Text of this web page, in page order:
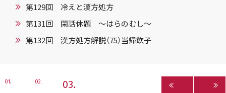
第129回 冷えと漢方処方
第131回 閑話休題 ～はらのむし～
第132回 漢方処方解説（75）当帰飲子
1 2 3